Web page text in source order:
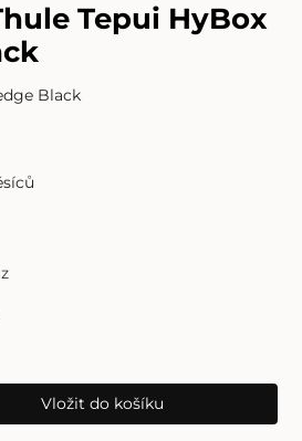
Tepui HyBox
Black